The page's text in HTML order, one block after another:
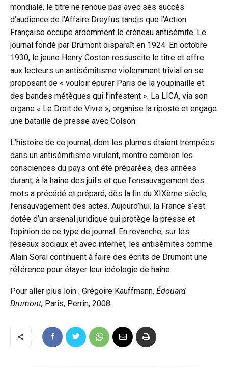
mondiale, le titre ne renoue pas avec ses succès
d’audience de l’Affaire Dreyfus tandis que l’Action
Française occupe ardemment le créneau antisémite. Le
journal fondé par Drumont disparaît en 1924. En octobre
1930, le jeune Henry Coston ressuscite le titre et offre
aux lecteurs un antisémitisme violemment trivial en se
proposant de « vouloir épurer Paris de la youpinaille et
des bandes métèques qui l’infestent ». La LICA, via son
organe « Le Droit de Vivre », organise la riposte et engage
une bataille de presse avec Colson.
L’histoire de ce journal, dont les plumes étaient trempées
dans un antisémitisme virulent, montre combien les
consciences du pays ont été préparées, des années
durant, à la haine des juifs et que l’ensauvagement des
mots a précédé et préparé, dès la fin du XIXème siècle,
l’ensauvagement des actes. Aujourd’hui, la France s’est
dotée d’un arsenal juridique qui protège la presse et
l’opinion de ce type de journal. En revanche, sur les
réseaux sociaux et avec internet, les antisémites comme
Alain Soral continuent à faire des écrits de Drumont une
référence pour étayer leur idéologie de haine.
Pour aller plus loin : Grégoire Kauffmann, Édouard
Drumont, Paris, Perrin, 2008.